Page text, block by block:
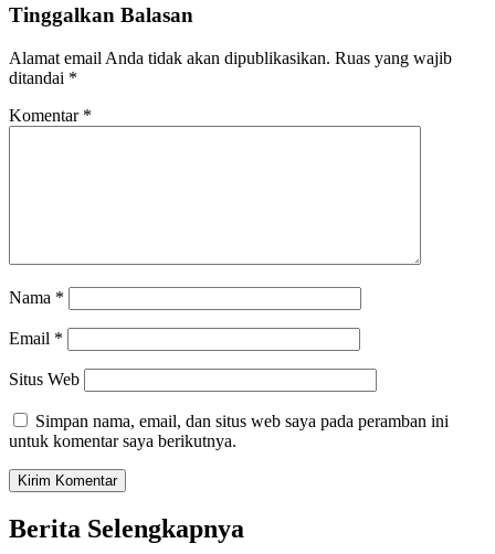
Tinggalkan Balasan
Alamat email Anda tidak akan dipublikasikan. Ruas yang wajib
ditandai *
Komentar *
Nama *
Email *
Situs Web
Simpan nama, email, dan situs web saya pada peramban ini
untuk komentar saya berikutnya.
Berita Selengkapnya